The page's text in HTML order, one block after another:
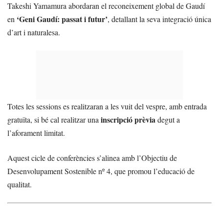
Takeshi Yamamura abordaran el reconeixement global de Gaudí
en ‘Geni Gaudí: passat i futur’, detallant la seva integració única
d’art i naturalesa.
Totes les sessions es realitzaran a les vuit del vespre, amb entrada
gratuïta, si bé cal realitzar una inscripció prèviadegut a
l’aforament limitat.
Aquest cicle de conferències s’alinea amb l’Objectiu de
Desenvolupament Sostenible nº 4, que promou l’educació de
qualitat.